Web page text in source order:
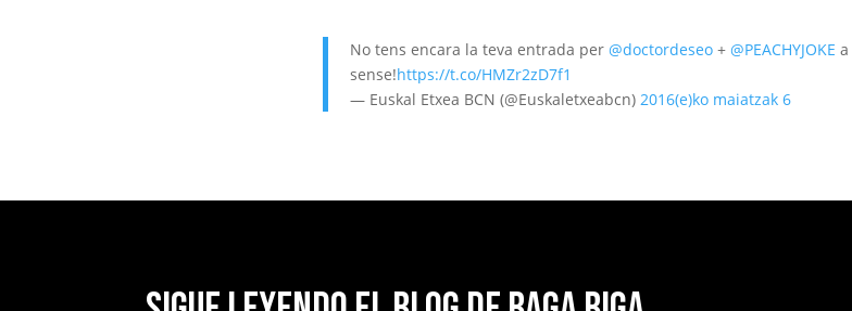
No tens encara la teva entrada per @doctordeseo + @PEACHYJOKE a
sense!https://t.co/HMZr2zD7f1
— Euskal Etxea BCN (@Euskaletxeabcn) 2016(e)ko maiatzak 6